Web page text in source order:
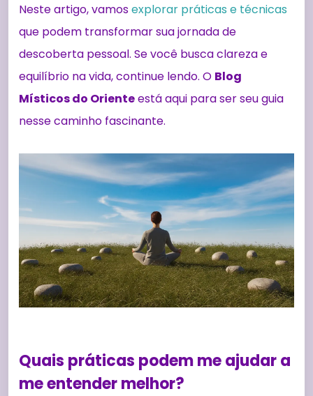
Neste artigo, vamosexplorar práticas e técnicas
que podem transformar sua jornada de
descoberta pessoal. Se você busca clareza e
equilíbrio na vida, continue lendo. O Blog
Místicos do Orienteestá aqui para ser seu guia
nesse caminho fascinante.
Quais práticas podem me ajudar a
me entender melhor?